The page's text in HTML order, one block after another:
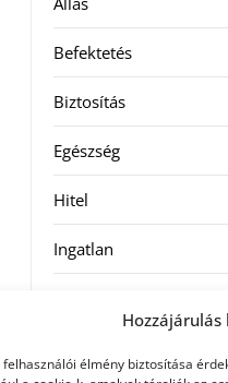
Hozzájárulás
élmény biztosítása
Befektetés
Biztosítás
Egészség
Hitel
Ingatlan